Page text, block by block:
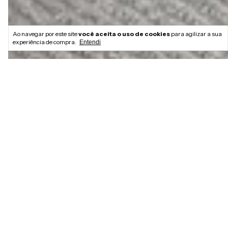
Ao navegar por este sitevocê aceita o uso de cookies para agilizar a sua
experiência de compra.
Entendi